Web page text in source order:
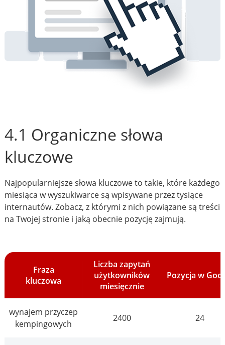
4.1 Organiczne słowa
kluczowe
Najpopularniejsze słowa kluczowe to takie, które każdego
miesiąca w wyszukiwarce są wpisywane przez tysiące
internautów. Zobacz, z którymi z nich powiązane są treści
na Twojej stronie i jaką obecnie pozycję zajmują.
Fraza
kluczowa
Liczba zapytań
użytkowników
miesięcznie
Pozycja w
wynajem przyczep
kempingowych
2400 24